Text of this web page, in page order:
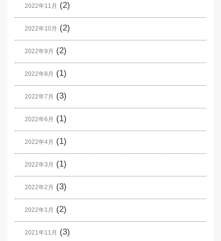
2022年11月 (2)
2022年10月 (2)
2022年9月 (2)
2022年8月 (1)
2022年7月 (3)
2022年6月 (1)
2022年4月 (1)
2022年3月 (1)
2022年2月 (3)
2022年1月 (2)
2021年11月 (3)